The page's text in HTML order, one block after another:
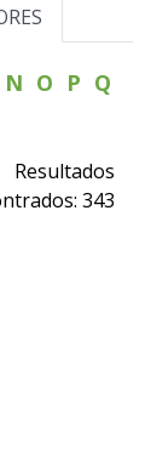
N O P Q
Resultados
343